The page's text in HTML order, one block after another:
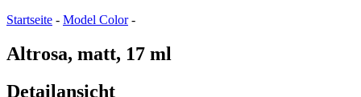
Startseite - Model Color-
Altrosa, matt, 17 ml
Detailansicht